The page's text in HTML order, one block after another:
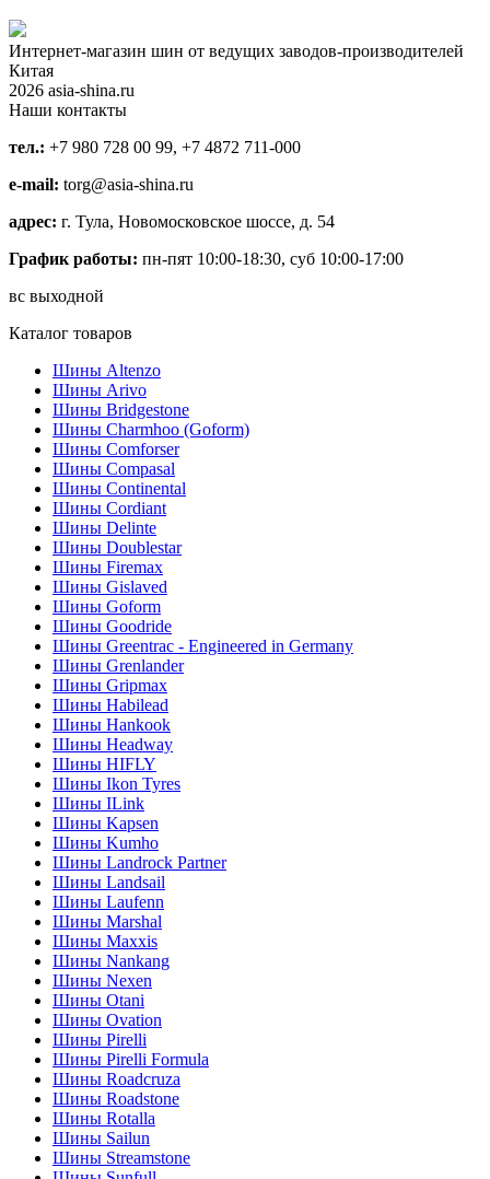
Интернет-магазин шин от ведущих заводов-производителей
Китая
2026 asia-shina.ru
Наши контакты
тел.: +7 980 728 00 99, +7 4872 711-000
e-mail: torg@asia-shina.ru
адрес: г. Тула, Новомосковское шоссе, д. 54
График работы: пн-пят 10:00-18:30, суб 10:00-17:00
вс выходной
Каталог товаров
Шины Altenzo
Шины Arivo
Шины Bridgestone
Шины Charmhoo (Goform)
Шины Comforser
Шины Compasal
Шины Continental
Шины Cordiant
Шины Delinte
Шины Doublestar
Шины Firemax
Шины Gislaved
Шины Goform
Шины Goodride
Шины Greentrac - Engineered in Germany
Шины Grenlander
Шины Gripmax
Шины Habilead
Шины Hankook
Шины Headway
Шины HIFLY
Шины Ikon Tyres
Шины ILink
Шины Kapsen
Шины Kumho
Шины Landrock Partner
Шины Landsail
Шины Laufenn
Шины Marshal
Шины Maxxis
Шины Nankang
Шины Nexen
Шины Otani
Шины Ovation
Шины Pirelli
Шины Pirelli Formula
Шины Roadcruza
Шины Roadstone
Шины Rotalla
Шины Sailun
Шины Streamstone